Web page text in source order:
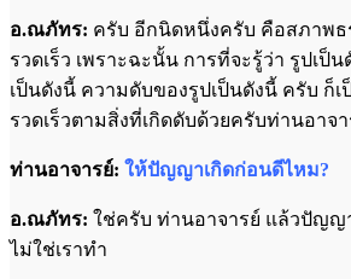
อ.ณภัทร: ครับ อีกนิดหนึ่งครับ คือสภาพธ
รวดเร็ว เพราะฉะนั้น การที่จะรู้ว่า รูปเป็น
เป็นดังนี้ ความดับของรูปเป็นดังนี้ ครับ ก็
รวดเร็วตามสิ่งที่เกิดดับด้วยครับท่านอาจา
ท่านอาจารย์: ให้ปัญญาเกิดก่อนดีไหม?
อ.ณภัทร: ใช่ครับ ท่านอาจารย์ แล้วปัญญ
ไม่ใช่เราทำ